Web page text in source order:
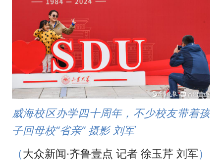
威海校区办学四十周年，不少校友带着孩
子回母校“省亲” 摄影 刘军
（大众新闻·齐鲁壹点 记者 徐玉芹 刘军）